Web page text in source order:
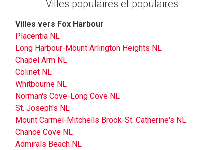
Villes populaires et populaires
Villes vers Fox Harbour
Placentia NL
Long Harbour-Mount Arlington Heights NL
Chapel Arm NL
Colinet NL
Whitbourne NL
Norman's Cove-Long Cove NL
St. Joseph's NL
Mount Carmel-Mitchells Brook-St. Catherine's NL
Chance Cove NL
Admirals Beach NL